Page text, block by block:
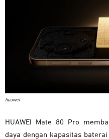
huawei
HUAWEI Mate 80 Pro
daya dengan kapasitas